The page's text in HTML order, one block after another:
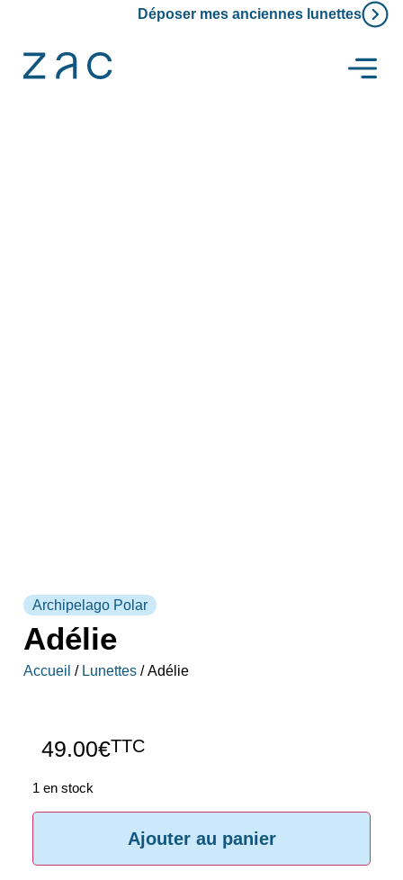
Déposer mes anciennes lunettes
Archipelago Polar
Adélie
Accueil / Lunettes / Adélie
49.00€TTC
1 en stock
Ajouter au panier